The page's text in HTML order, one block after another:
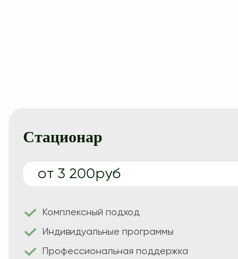
Стационар
от 3 200руб
Комплексный подход
Индивидуальные программы
Профессиональная поддержка